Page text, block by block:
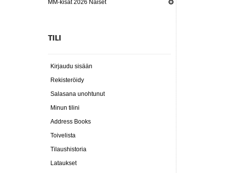
MM-kisat 2026 Naiset
TILI
Kirjaudu sisään
Rekisteröidy
Salasana unohtunut
Minun tilini
Address Books
Toivelista
Tilaushistoria
Lataukset